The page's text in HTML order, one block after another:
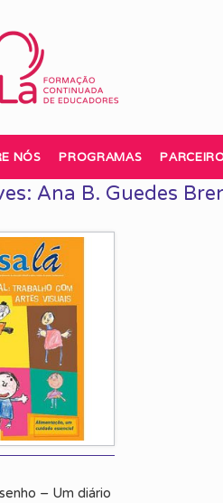
NÓS PROGRAMAS
Ana B. Guedes
– Um diário